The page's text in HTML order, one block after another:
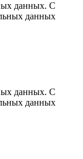
данных. С
данных
данных. С
данных